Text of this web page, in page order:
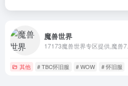
魔兽世界
其他 # TBC怀旧服 # WOW # 怀旧服